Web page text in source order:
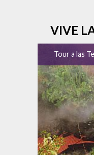
VIVE
Tour a las